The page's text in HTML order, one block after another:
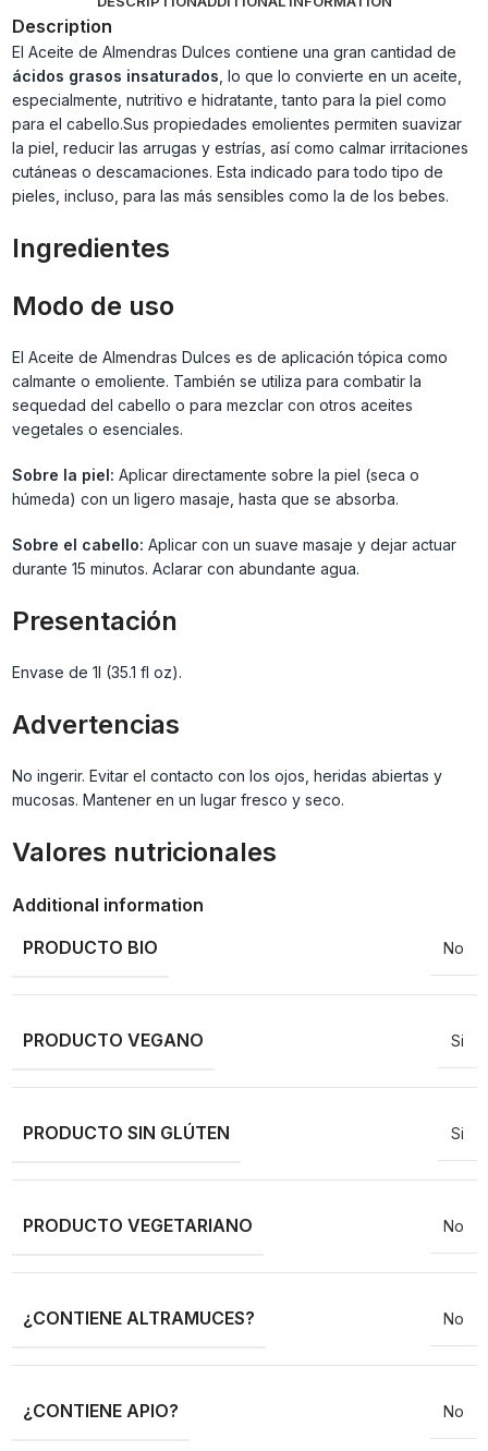
Description
El Aceite de Almendras Dulces contiene una gran cantidad de
ácidos grasos insaturados , lo que lo convierte en un aceite,
especialmente, nutritivo e hidratante, tanto para la piel como
para el cabello.Sus propiedades emolientes permiten suavizar
la piel, reducir las arrugas y estrías, así como calmar irritaciones
cutáneas o descamaciones. Esta indicado para todo tipo de
pieles, incluso, para las más sensibles como la de los bebes.
Ingredientes
Modo de uso
El Aceite de Almendras Dulces es de aplicación tópica como
calmante o emoliente. También se utiliza para combatir la
sequedad del cabello o para mezclar con otros aceites
vegetales o esenciales.
Sobre la piel: Aplicar directamente sobre la piel (seca o
húmeda) con un ligero masaje, hasta que se absorba.
Sobre el cabello: Aplicar con un suave masaje y dejar actuar
durante 15 minutos. Aclarar con abundante agua.
Presentación
Envase de 1l (35.1 fl oz).
Advertencias
No ingerir. Evitar el contacto con los ojos, heridas abiertas y
mucosas. Mantener en un lugar fresco y seco.
Valores nutricionales
Additional information
PRODUCTO BIO
No
PRODUCTO VEGANO Si
PRODUCTO SIN GLÚTEN Si
PRODUCTO VEGETARIANO No
¿CONTIENE ALTRAMUCES? No
¿CONTIENE APIO? No